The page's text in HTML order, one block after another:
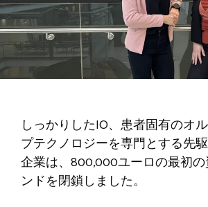
しっかりしたIO、患者固有のオ
プテクノロジーを専門とする先
企業は、800,000ユーロの最初
ンドを閉鎖しました。